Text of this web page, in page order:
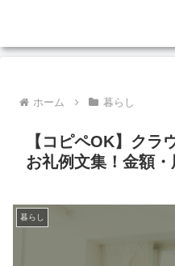
ホーム 暮らし
【コピペOK】クラ
お礼例文集！金額・
暮らし